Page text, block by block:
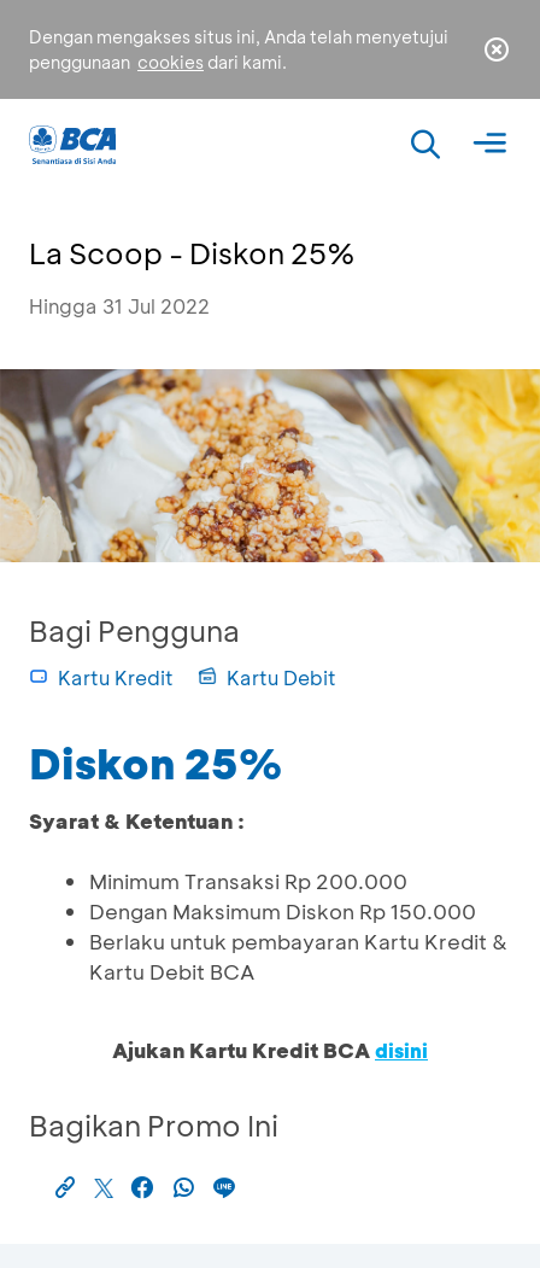
Dengan mengakses situs ini, Anda telah menyetujui
penggunaan cookies dari kami.
La Scoop - Diskon 25%
Hingga 31 Jul 2022
Bagi Pengguna
Kartu Kredit Kartu Debit
Diskon 25%
Syarat & Ketentuan :
Minimum Transaksi Rp 200.000
Dengan Maksimum Diskon Rp 150.000
Berlaku untuk pembayaran Kartu Kredit &
Kartu Debit BCA
Ajukan Kartu Kredit BCAdisini
Bagikan Promo Ini